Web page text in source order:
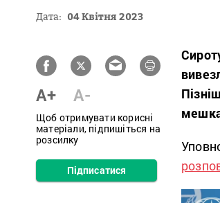
Дата: 04 Квітня 2023
A+ A-
Щоб отримувати корисні
матеріали, підпишіться на
розсилку
Підписатися